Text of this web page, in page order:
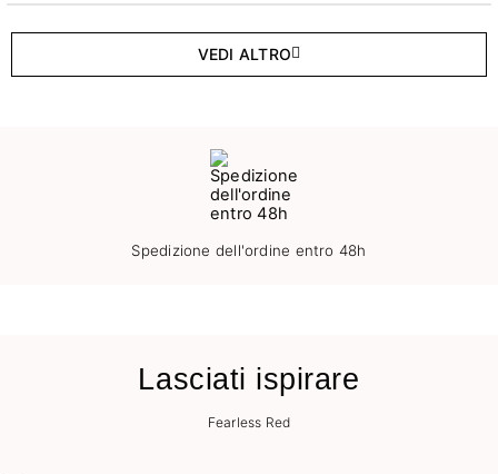
VEDI ALTRO
Spedizione dell'ordine entro 48h
Lasciati ispirare
Fearless Red